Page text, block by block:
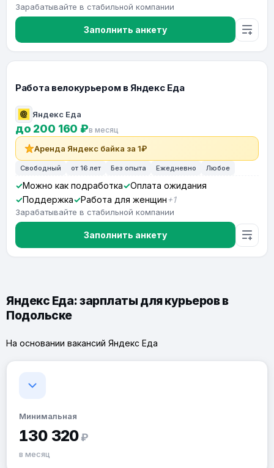
Зарабатывайте в стабильной компании
Заполнить анкету
Работа велокурьером в Яндекс Еда
Яндекс Еда
до 200 160 ₽в месяц
Аренда Яндекс байка за 1₽
Свободный от 16 лет Без опыта Ежедневно Любое
Можно как подработка
Оплата ожидания
Поддержка
Работа для женщин +1
Зарабатывайте в стабильной компании
Заполнить анкету
Яндекс Еда: зарплаты для курьеров в
Подольске
На основании вакансий Яндекс Еда
Минимальная
130 320 ₽
в месяц